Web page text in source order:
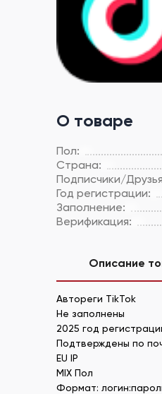
О товаре
Пол:
Страна:
Подписчики/
Год регистрации:
Заполнение:
Верификация:
Описание
Автореги TikTok
Не заполнены
2025 год
Подтверждены по
EU IP
MIX Пол
Формат: